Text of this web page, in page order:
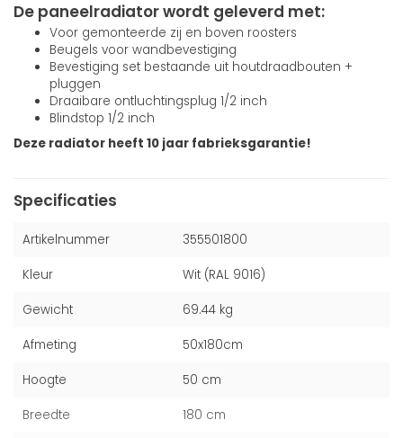
De paneelradiator wordt geleverd met:
Voor gemonteerde zij en boven roosters
Beugels voor wandbevestiging
Bevestiging set bestaande uit houtdraadbouten +
pluggen
Draaibare ontluchtingsplug 1/2 inch
Blindstop 1/2 inch
Deze radiator heeft 10 jaar fabrieksgarantie!
Specificaties
Artikelnummer 355501800
Kleur Wit (RAL 9016)
Gewicht 69.44 kg
Afmeting 50x180cm
Hoogte 50 cm
Breedte 180 cm